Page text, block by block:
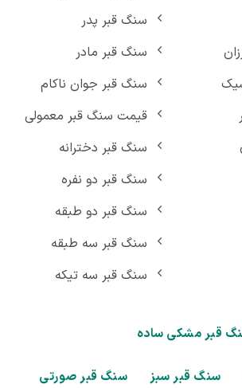
سنگ قبر پدر
سنگ قبر مادر
سنگ قبر جوان ناکام
قیمت سنگ قبر معمولی
سنگ قبر دخترانه
سنگ قبر دو نفره
سنگ قبر دو طبقه
سنگ قبر سه طبقه
سنگ قبر سه تیکه
قبر مشکی ساده
سنگ قبر سبز سنگ قبر صورتی